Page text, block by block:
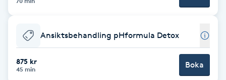
Fransk manikyr
Fransrengöring
Frekvensterapi
Ansiktsbehandling pHformula Detox
875 kr
45 min Boka